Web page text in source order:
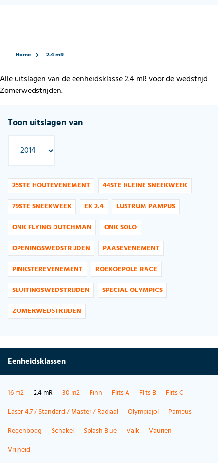
Home 2.4 mR
Alle uitslagen van de eenheidsklasse 2.4 mR voor de wedstrijd
Zomerwedstrijden.
Toon uitslagen van
25STE HOUTEVENEMENT
44STE KLEINE SNEEKWEEK
79STE SNEEKWEEK
EK 2.4
LUSTRUM PAMPUS
ONK FLYING DUTCHMAN
ONK SOLO
OPENINGSWEDSTRIJDEN
PAASEVENEMENT
PINKSTEREVENEMENT
ROEKOEPOLE RACE
SLUITINGSWEDSTRIJDEN
SPECIAL OLYMPICS
ZOMERWEDSTRIJDEN
Eenheidsklassen
16 m2 2.4 mR 30 m2 Finn Flits A Flits B
Flits C
Laser 4.7 / Standard / Master / Radiaal
Olympiajol
Pampus
Regenboog
Schakel Splash Blue Valk
Vaurien
Vrijheid